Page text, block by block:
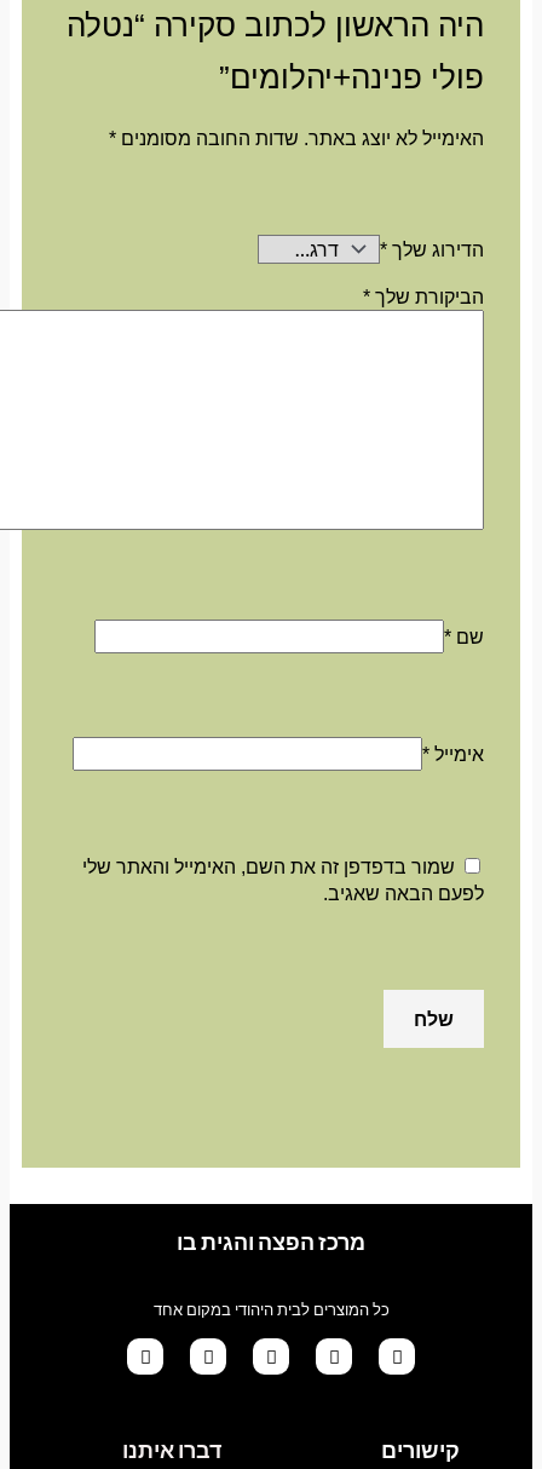
היה הראשון לכתוב סקירה “נטלה
פולי פנינה+יהלומים”
האימייל לא יוצג באתר. שדות החובה מסומנים*
הדירוג שלך*
הביקורת שלך*
שם*
אימייל*
שמור בדפדפן זה את השם, האימייל והאתר שלי
לפעם הבאה שאגיב.
מרכז הפצה והגית בו
כל המוצרים לבית היהודי במקום אחד
a
o
קישורים דברו איתנו